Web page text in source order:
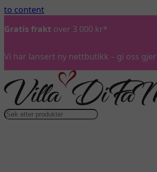
to content
Gratis frakt over 3 000 kr*
Vi har lansert ny nettbutikk – gi oss